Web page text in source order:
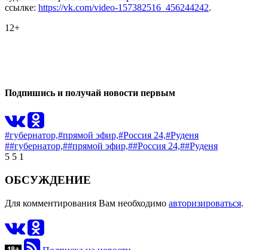
ссылке: https://vk.com/video-157382516_456244242.
12+
Подпишись и получай новости первым
#губернатор,#прямой эфир,#Россия 24,#Руденя
##губернатор,##прямой эфир,##Россия 24,##Руденя
5 5 1
ОБСУЖДЕНИЕ
Для комментирования Вам необходимо авторизироваться.